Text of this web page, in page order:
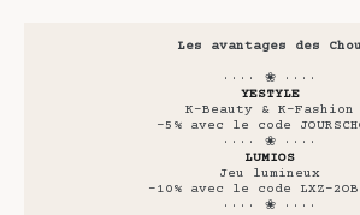
Les avantages des Chou
···· ❀ ····
YESTYLE
K-Beauty & K-Fashion
-5% avec le code
···· ❀ ····
LUMIOS
Jeu lumineux
-10% avec le code LXZ-
···· ❀ ····